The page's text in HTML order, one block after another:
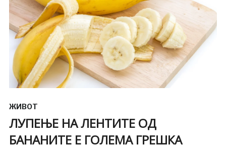
ЖИВОТ
ЛУПЕЊЕ НА ЛЕНТИТЕ ОД
БАНАНИТЕ Е ГОЛЕМА ГРЕШКА